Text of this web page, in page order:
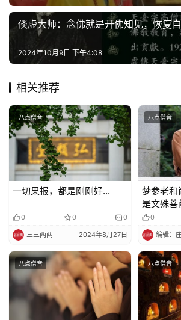
倓虚大师：念佛就是开佛知见，恢复
2024年10月9日 下午4:08
相关推荐
八点僧音
一切果报，都是刚刚好…
0 0 0
三三两两 2024年8月27日
八点僧音
梦参老和
是文殊菩
0
编辑：
八点僧音 八点僧音